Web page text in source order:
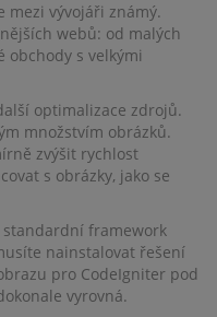
mezi vývojáři známý.
webů: od malých
s velkými
optimalizace zdrojů.
množstvím obrázků.
zvýšit rychlost
s obrázky, jako se
framework
nainstalovat řešení
pro CodeIgniter pod
vyrovná.